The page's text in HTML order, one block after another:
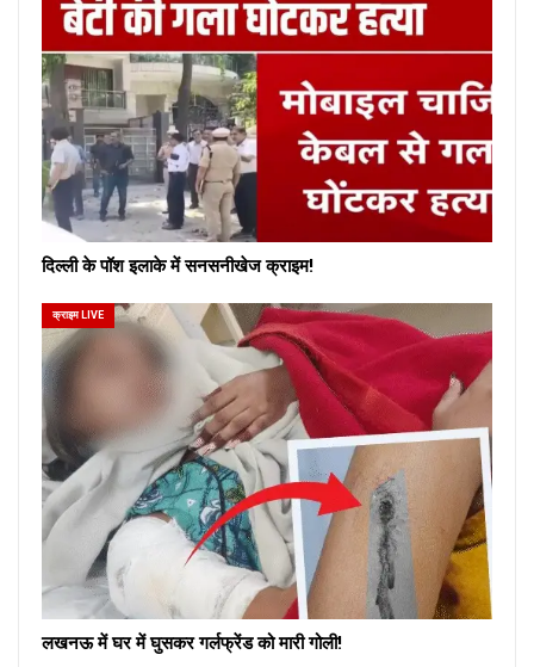
दिल्ली के पॉश इलाके में सनसनीखेज क्राइम!
क्राइम LIVE
लखनऊ में घर में घुसकर गर्लफ्रेंड को मारी गोली!